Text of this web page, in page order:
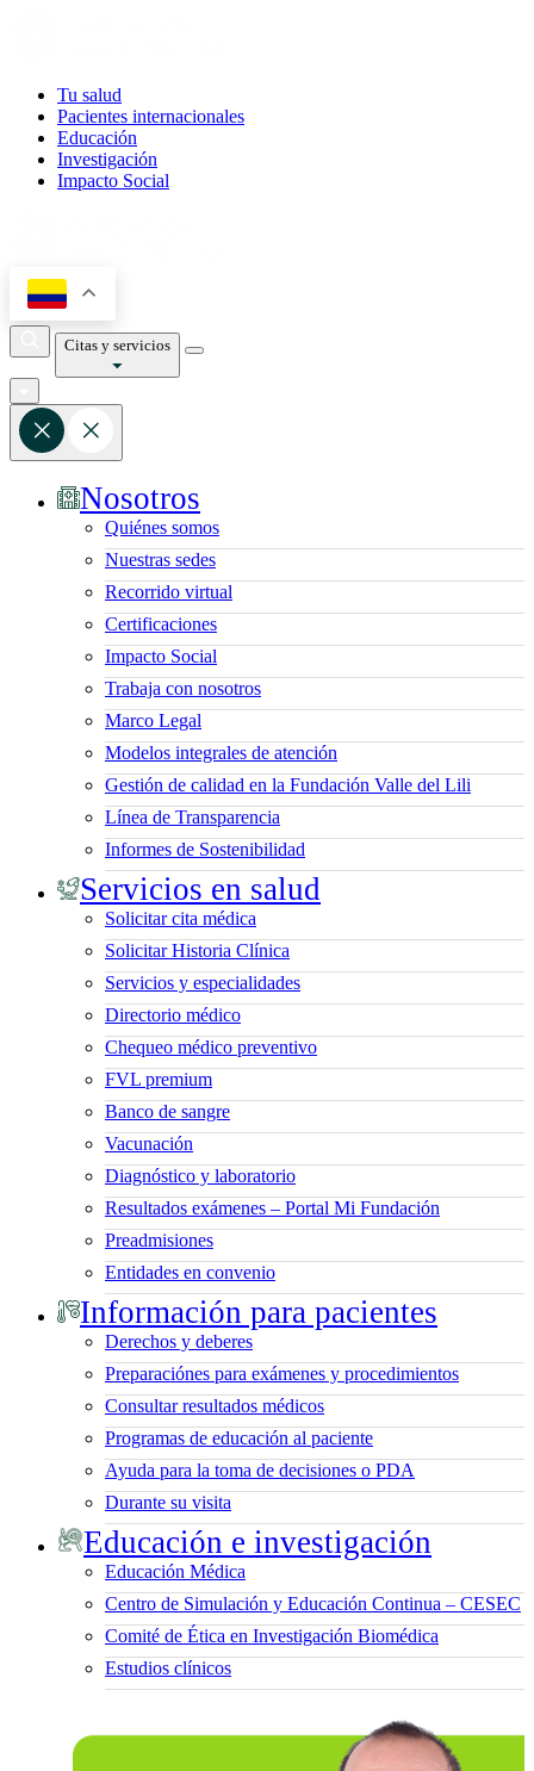
Tu salud
Pacientes internacionales
Educación
Investigación
Impacto Social
Citas y servicios
Nosotros
Quiénes somos
Nuestras sedes
Recorrido virtual
Certificaciones
Impacto Social
Trabaja con nosotros
Marco Legal
Modelos integrales de atención
Gestión de calidad en la Fundación Valle del Lili
Línea de Transparencia
Informes de Sostenibilidad
Servicios en salud
Solicitar cita médica
Solicitar Historia Clínica
Servicios y especialidades
Directorio médico
Chequeo médico preventivo
FVL premium
Banco de sangre
Vacunación
Diagnóstico y laboratorio
Resultados exámenes – Portal Mi Fundación
Preadmisiones
Entidades en convenio
Información para pacientes
Derechos y deberes
Preparaciónes para exámenes y procedimientos
Consultar resultados médicos
Programas de educación al paciente
Ayuda para la toma de decisiones o PDA
Durante su visita
Educación e investigación
Educación Médica
Centro de Simulación y Educación Continua – CESEC
Comité de Ética en Investigación Biomédica
Estudios clínicos